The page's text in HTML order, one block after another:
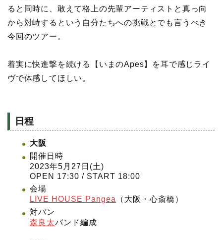
ると同時に、敢えて格上の先輩アーティストと真っ向
から対峙するという自分たちへの挑戦とでも言うべき
今回のツアー。
着実に快進撃を続ける【いまのApes】を耳で感じライ
ヴで体感してほしい。
日程
大阪
開催日時
2023年5月27日(土)
OPEN 17:30 / START 18:00
会場
LIVE HOUSE Pangea
（大阪・心斎橋）
対バン
森良太バンド編成